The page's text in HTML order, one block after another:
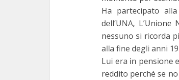
Ha partecipato
dell’UNA,
nessuno si ricorda
alla fine degli anni
Lui era in pensione
reddito perché se